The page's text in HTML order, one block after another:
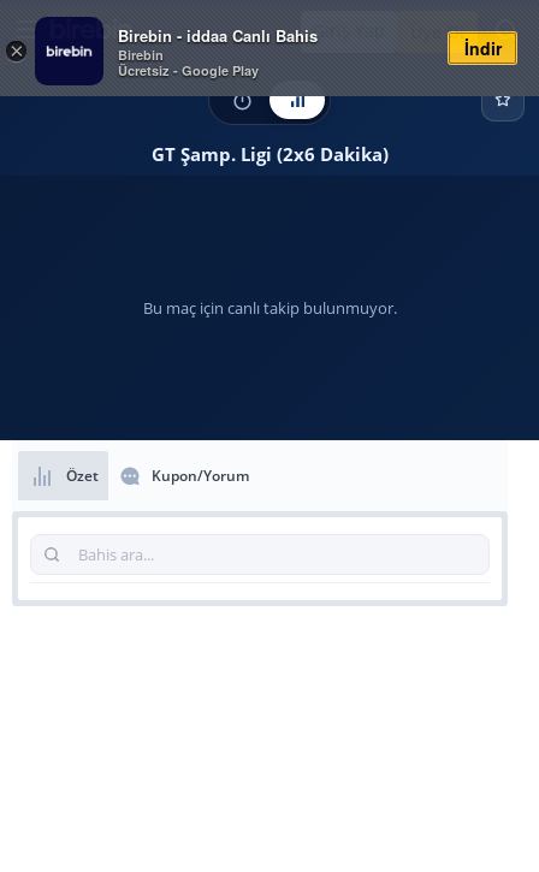
×
Birebin - iddaa Canlı Bahis
Birebin
Ücretsiz - Google Play
İndir
Giriş Yap Üye Ol
GT Şamp. Ligi (2x6 Dakika)
Bu maç için canlı takip bulunmuyor.
Özet Kupon/Yorum